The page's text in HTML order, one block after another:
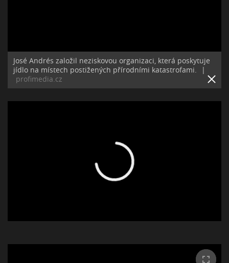
José Andrés založil neziskovou organizaci, která poskytuje
jídlo na místech postižených přírodními katastrofami.
|
profimedia.cz